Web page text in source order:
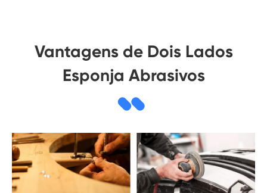
Vantagens de Dois Lados
Esponja Abrasivos